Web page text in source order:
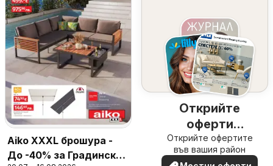
Aiko XXXL брошура -
До -40% за Градински
Открийте
оферти
наблизо
Открийте офертите
във вашия район